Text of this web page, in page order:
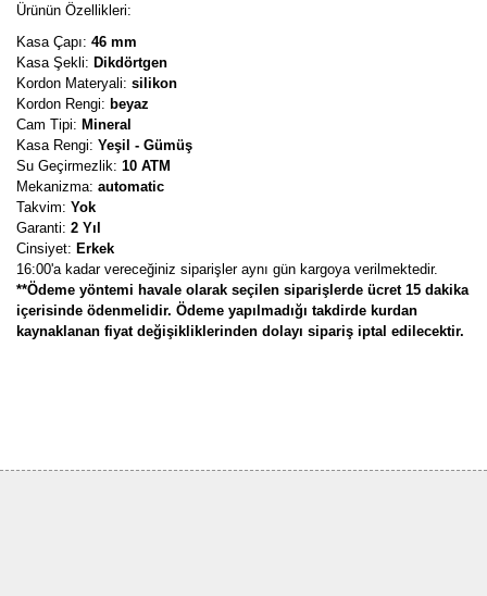
Ürünün Özellikleri:
Kasa Çapı: 46 mm
Kasa Şekli: Dikdörtgen
Kordon Materyali: silikon
Kordon Rengi: beyaz
Cam Tipi: Mineral
Kasa Rengi: Yeşil - Gümüş
Su Geçirmezlik: 10 ATM
Mekanizma: automatic
Takvim: Yok
Garanti: 2 Yıl
Cinsiyet: Erkek
16:00'a kadar vereceğiniz siparişler aynı gün kargoya verilmektedir.
**Ödeme yöntemi havale olarak seçilen siparişlerde ücret 15 dakika
içerisinde ödenmelidir. Ödeme yapılmadığı takdirde kurdan
kaynaklanan fiyat değişikliklerinden dolayı sipariş iptal edilecektir.